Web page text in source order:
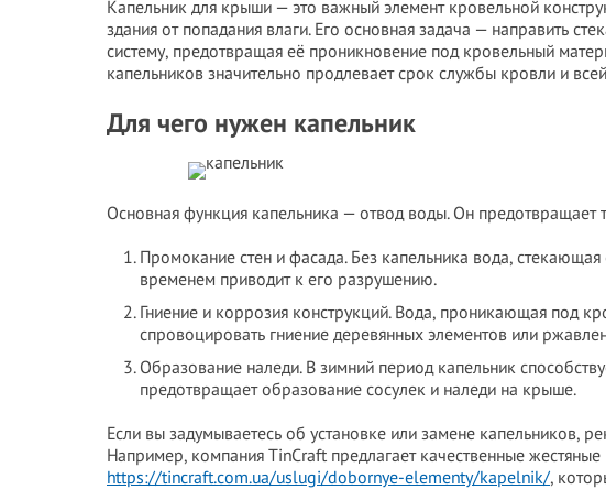
Капельник для крыши — это важный элемент кровельной
здания от попадания влаги. Его основная задача — направить
систему, предотвращая её проникновение под кровельный
капельников значительно продлевает срок службы кровли и
Для чего нужен капельник
Основная функция капельника — отвод воды. Он предотвращает
Промокание стен и фасада. Без капельника вода,
временем приводит к его разрушению.
Гниение и коррозия конструкций. Вода, проникающая под
спровоцировать гниение деревянных элементов или
Образование наледи. В зимний период капельник
предотвращает образование сосулек и наледи на крыше.
Если вы задумываетесь об установке или замене капельников,
Например, компания TinCraft предлагает качественные
https://tincraft.com.ua/uslugi/dobornye-elementy/kapelnik/,